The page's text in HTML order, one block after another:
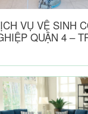
VỤ VỆ SINH
QUẬN 4 –